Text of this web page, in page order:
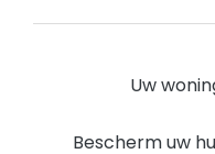
Uw
Bescherm uw